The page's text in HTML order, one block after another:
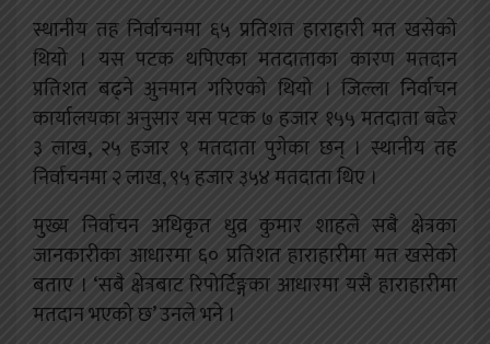
स्थानीय तह निर्वाचनमा ६५ प्रतिशत हाराहारी मत खसेको
थियो । यस पटक थपिएका मतदाताका कारण मतदान
प्रतिशत बढ्ने अुनमान गरिएको थियो । जिल्ला निर्वाचन
कार्यालयका अनुसार यस पटक ७ हजार १५५ मतदाता बढेर
३ लाख, २५ हजार ९ मतदाता पुगेका छन् । स्थानीय तह
निर्वाचनमा २ लाख, ९५ हजार ३५४ मतदाता थिए ।
मुख्य निर्वाचन अधिकृत धुव्र कुमार शाहले सबै क्षेत्रका
जानकारीका आधारमा ६० प्रतिशत हाराहारीमा मत खसेको
बताए । ‘सबै क्षेत्रबाट रिपोर्टिङ्गका आधारमा यसै हाराहारीमा
मतदान भएको छ’ उनले भने ।